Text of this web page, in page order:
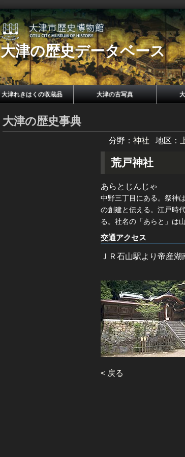
大津の歴史データベース
大津れきはくの収蔵品 大津の古写真
大津の歴史事典
分野： 神社 地区：
荒戸神社
あらとじんじゃ
中野三丁目にある。祭神
の創建と伝える。江戸時
る。社名の「あらと」は
交通アクセス
ＪＲ石山駅より帝産
< 戻る